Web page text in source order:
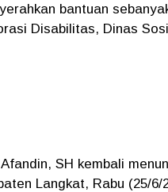
bantuan
Disabilitas, Dinas
SH kembali
Langkat, Rabu (25/